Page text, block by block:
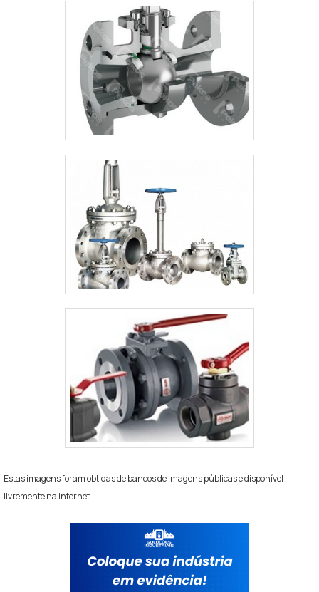
Estas imagens foram obtidas de bancos de imagens públicas e disponível
livremente na internet